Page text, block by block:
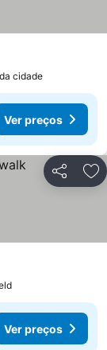
cidade
Ver preços
Partilhar
Ver preços